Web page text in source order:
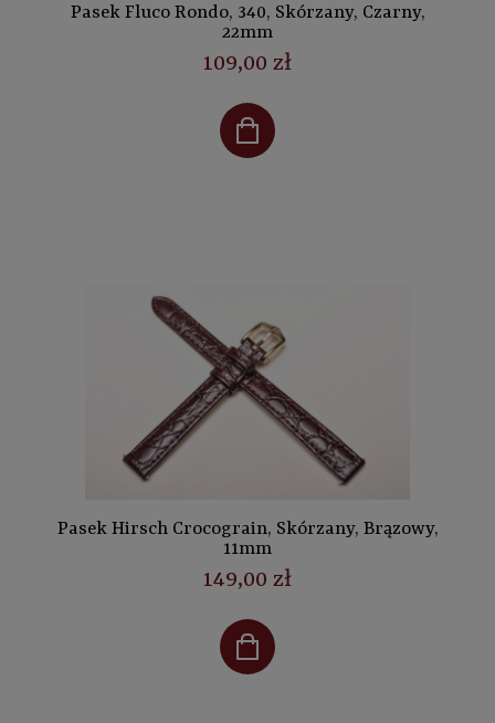
Pasek Fluco Rondo, 340, Skórzany, Czarny,
22mm
109,00 zł
Pasek Hirsch Crocograin, Skórzany, Brązowy,
11mm
149,00 zł